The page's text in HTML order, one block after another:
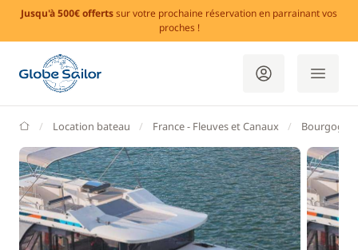
Jusqu'à 500€ offertssur votre prochaine réservation en parrainant vos
proches !
GlobeSailor
Location bateau France - Fleuves et Canaux Bourgogne